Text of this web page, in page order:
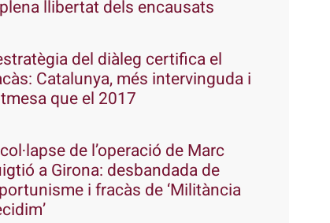
llibertat dels encausats
del diàleg certifica el
Catalunya, més intervinguda i
que el 2017
de l’operació de Marc
a Girona: desbandada de
i fracàs de ‘Militància